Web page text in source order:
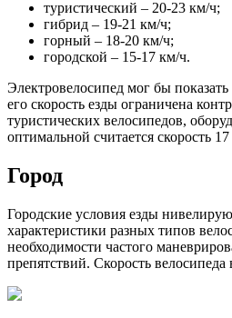
туристический – 20-23 км/ч;
гибрид – 19-21 км/ч;
горный – 18-20 км/ч;
городской – 15-17 км/ч.
Электровелосипед мог бы
его скорость езды ограничена
туристических велосипедов,
оптимальной считается скорость
Город
Городские условия езды
характеристики разных типов
необходимости частого
препятствий. Скорость